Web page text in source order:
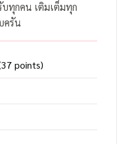
ทุกคน เติมเต็มทุก
ครัน
points)